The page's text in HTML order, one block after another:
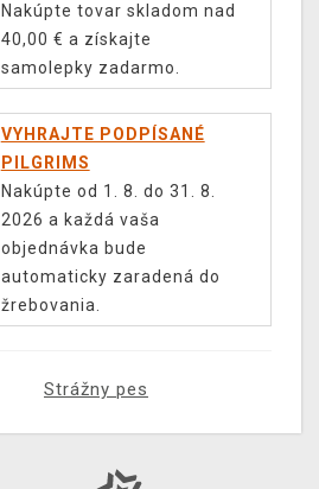
Nakúpte tovar skladom nad
40,00 € a získajte
samolepky zadarmo.
VYHRAJTE PODPÍSANÉ
PILGRIMS
Nakúpte od 1. 8. do 31. 8.
2026 a každá vaša
objednávka bude
automaticky zaradená do
žrebovania.
Strážny pes